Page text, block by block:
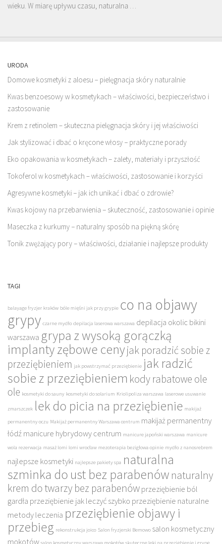
wieku. W miarę upływu czasu, naturalna …
URODA
Domowe kosmetyki z aloesu – pielęgnacja skóry naturalnie
Kwas benzoesowy w kosmetykach – właściwości, bezpieczeństwo i
zastosowanie
Krem z retinolem – skuteczna pielęgnacja skóry i jej właściwości
Jak stylizować i dbać o kręcone włosy – praktyczne porady
Eko opakowania w kosmetykach – zalety, materiały i przyszłość
Tokoferol w kosmetykach – właściwości, zastosowanie i korzyści
Agresywne kosmetyki – jak ich unikać i dbać o zdrowie?
Kwas kojowy na przebarwienia – skuteczność, zastosowanie i opinie
Maseczka z kurkumy – naturalny sposób na piękną skórę
Tonik zwężający pory – właściwości, działanie i najlepsze produkty
TAGI
balayage fryzjer kraków bóle mięśni jak przy grypie co na objawy
grypy czarne mydło depilacja laserowa warszawa depilacja okolic bikini
warszawa grypa z wysoką gorączką
implanty zębowe cenyjak poradzić sobie z
przeziębieniem jak powstrzymać przeziębienie jak radzić
sobie z przeziębieniem kody rabatowe ole
ole kosmetyki do sauny kosmetyki do solarium Kriolipoliza warszawa laserowe usuwanie
zmarszczek lek do picia na przeziębienie makijaż
permanentny oczu Makijaż permanentny Warszawa centrum makijaż permanentny
łódź manicure hybrydowy centrum manicure japoński warszawa manicure
wola rezerwacja masaż lomi lomi wrocław mezoterapia bezigłowa opinie mydło z nanosrebrem
najlepsze kosmetyki najlepsze pakiety spa naturalna
szminka do ust bez parabenów naturalny
krem do twarzy bez parabenówprzeziębienie ból
gardła przeziębienie jak leczyć szybko przeziębienie naturalne
metody leczenia przeziębienie objawy i
przebieg rekonstrukcja joico Salon fryzjerski Bemowo salon kosmetyczny